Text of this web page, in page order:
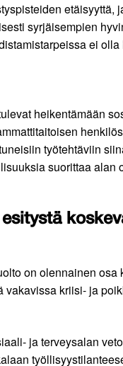
syrjäisempien
ei
heikentämään
työtehtäviin
suorittaa alan
on olennainen
kriisi- ja
ja terveysalan